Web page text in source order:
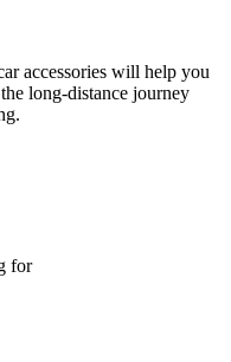
accessories will help you
long-distance journey
for